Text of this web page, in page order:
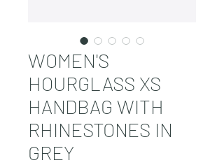
WOMEN'S
HOURGLASS XS
HANDBAG WITH
RHINESTONES IN
GREY